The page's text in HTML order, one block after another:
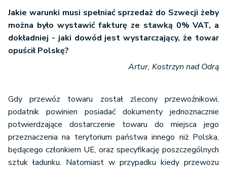
Jakie warunki musi spełniać sprzedaż do Szwecji żeby
można było wystawić fakturę ze stawką 0% VAT, a
dokładniej - jaki dowód jest wystarczający, że towar
opuścił Polskę?
Artur, Kostrzyn nad Odrą
Gdy przewóz towaru został zlecony przewoźnikowi,
podatnik powinien posiadać dokumenty jednoznacznie
potwierdzające dostarczenie towaru do miejsca jego
przeznaczenia na terytorium państwa innego niż Polska,
będącego członkiem UE, oraz specyfikację poszczególnych
sztuk ładunku. Natomiast w przypadku kiedy przewozu